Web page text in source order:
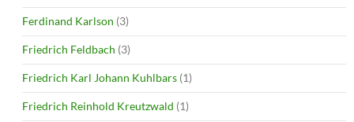
Ferdinand Karlson (3)
Friedrich Feldbach (3)
Friedrich Karl Johann Kuhlbars (1)
Friedrich Reinhold Kreutzwald (1)